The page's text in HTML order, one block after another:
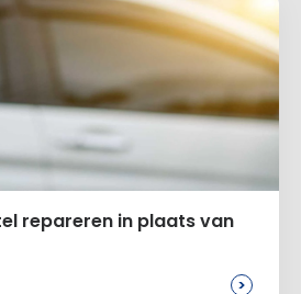
repareren in plaats van
>